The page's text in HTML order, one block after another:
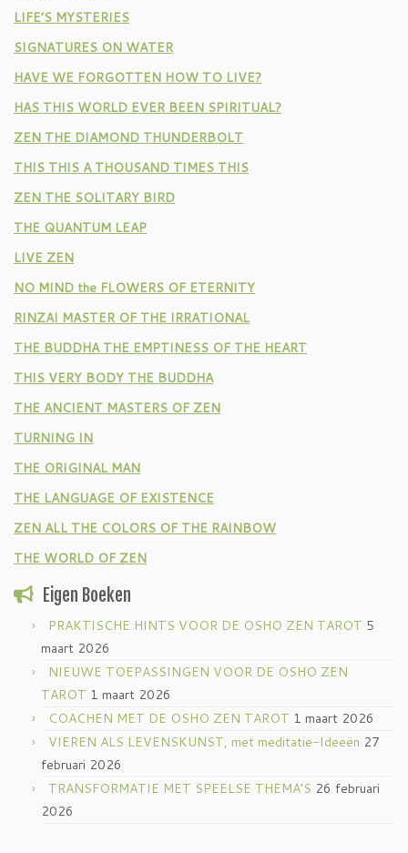
LIFE’S MYSTERIES
SIGNATURES ON WATER
HAVE WE FORGOTTEN HOW TO LIVE?
HAS THIS WORLD EVER BEEN SPIRITUAL?
ZEN THE DIAMOND THUNDERBOLT
THIS THIS A THOUSAND TIMES THIS
ZEN THE SOLITARY BIRD
THE QUANTUM LEAP
LIVE ZEN
NO MIND the FLOWERS OF ETERNITY
RINZAI MASTER OF THE IRRATIONAL
THE BUDDHA THE EMPTINESS OF THE HEART
THIS VERY BODY THE BUDDHA
THE ANCIENT MASTERS OF ZEN
TURNING IN
THE ORIGINAL MAN
THE LANGUAGE OF EXISTENCE
ZEN ALL THE COLORS OF THE RAINBOW
THE WORLD OF ZEN
Eigen Boeken
PRAKTISCHE HINTS VOOR DE OSHO ZEN TAROT 5
maart 2026
NIEUWE TOEPASSINGEN VOOR DE OSHO ZEN
TAROT 1 maart 2026
COACHEN MET DE OSHO ZEN TAROT 1 maart 2026
VIEREN ALS LEVENSKUNST, met meditatie-Ideeën 27
februari 2026
TRANSFORMATIE MET SPEELSE THEMA’S 26 februari
2026